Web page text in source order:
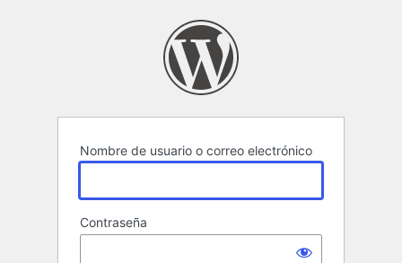
Nombre de usuario o correo electrónico
Contraseña